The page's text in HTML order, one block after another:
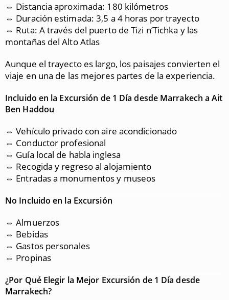
⇔ Distancia aproximada: 180 kilómetros
⇔ Duración estimada: 3,5 a 4 horas por trayecto
⇔ Ruta: A través del puerto de Tizi n’Tichka y las
montañas del Alto Atlas
Aunque el trayecto es largo, los paisajes convierten el
viaje en una de las mejores partes de la experiencia.
Incluido en la Excursión de 1 Día desde Marrakech a Ait
Ben Haddou
⇔ Vehículo privado con aire acondicionado
⇔ Conductor profesional
⇔ Guía local de habla inglesa
⇔ Recogida y regreso al alojamiento
⇔ Entradas a monumentos y museos
No Incluido en la Excursión
⇔ Almuerzos
⇔ Bebidas
⇔ Gastos personales
⇔ Propinas
¿Por Qué Elegir la Mejor Excursión de 1 Día desde
Marrakech?